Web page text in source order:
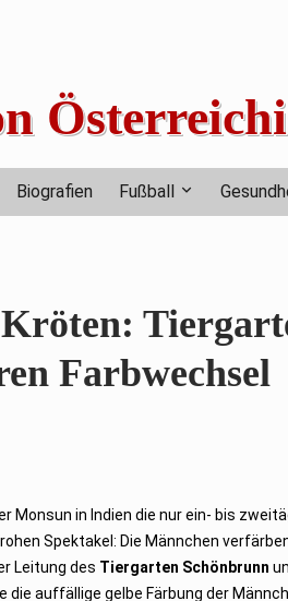
Biografien Fußball
Farbwechsel
Monsun in Indien die nur ein- bis
Spektakel: Die Männchen
Leitung des Tiergarten Schönbrunn
die auffällige gelbe Färbung der